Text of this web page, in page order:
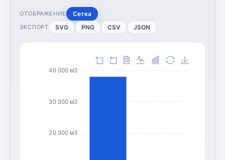
ОТОБРАЖЕНИЕ Сетка
ЭКСПОРТ SVG PNG CSV JSON
20 000 м3
30 000 м3
40 000 м3